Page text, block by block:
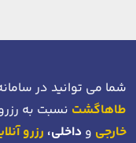
شما می توانید در
طاهاگشت نسبت به
خارجی و داخلی، رزرو